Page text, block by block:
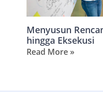
Menyusun
hingga Eksekusi
Read More »